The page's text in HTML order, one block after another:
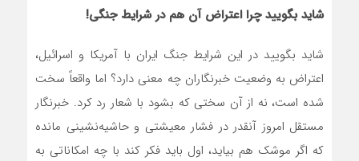
شاید بگویید چرا اعتراض آن هم در شرایط جنگی!
شاید بگویید در این شرایط جنگ ایران با آمریکا و اسرائیل،
اعتراض به وضعیت خبرنگاران چه معنی دارد؟ اما واقعاً سخت
شده است، نه از آن سختی که بشود با شعار رد کرد. خبرنگار
مستقل امروز آنقدر در فشار معیشتی و حاشیه‌نشینی مانده
که اگر موشک هم بیاید، اول باید فکر کند با چه امکاناتی به